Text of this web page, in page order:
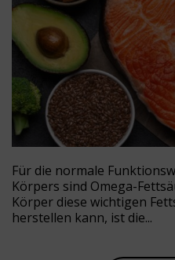
Für die normale
Körpers sind Omega-
Körper diese wichtigen
herstellen kann, ist die...